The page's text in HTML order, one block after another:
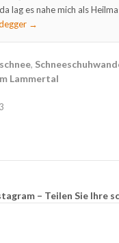
lag es nahe mich als
→
,
Lammertal
– Teilen Sie